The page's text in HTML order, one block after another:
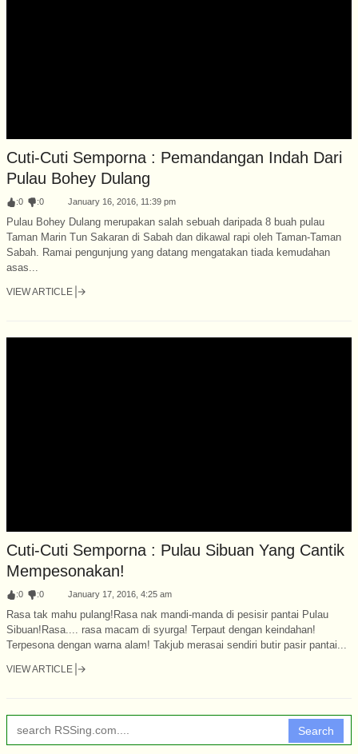
Cuti-Cuti Semporna : Pemandangan Indah Dari
Pulau Bohey Dulang
:0 :0 January 16, 2016, 11:39 pm
Pulau Bohey Dulang merupakan salah sebuah daripada 8 buah pulau
Taman Marin Tun Sakaran di Sabah dan dikawal rapi oleh Taman-Taman
Sabah. Ramai pengunjung yang datang mengatakan tiada kemudahan
asas...
VIEW ARTICLE
Cuti-Cuti Semporna : Pulau Sibuan Yang Cantik
Mempesonakan!
:0 :0 January 17, 2016, 4:25 am
Rasa tak mahu pulang!Rasa nak mandi-manda di pesisir pantai Pulau
Sibuan!Rasa.... rasa macam di syurga! Terpaut dengan keindahan!
Terpesona dengan warna alam! Takjub merasai sendiri butir pasir pantai...
VIEW ARTICLE
Search